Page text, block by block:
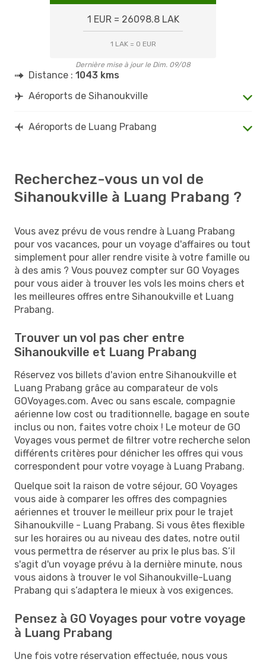
1 EUR = 26098.8 LAK
1 LAK = 0 EUR
Dernière mise à jour le Dim. 09/08
Distance : 1043 kms
Aéroports de Sihanoukville
Aéroports de Luang Prabang
Recherchez-vous un vol de
Sihanoukville à Luang Prabang ?
Vous avez prévu de vous rendre à Luang Prabang
pour vos vacances, pour un voyage d'affaires ou tout
simplement pour aller rendre visite à votre famille ou
à des amis ? Vous pouvez compter sur GO Voyages
pour vous aider à trouver les vols les moins chers et
les meilleures offres entre Sihanoukville et Luang
Prabang.
Trouver un vol pas cher entre
Sihanoukville et Luang Prabang
Réservez vos billets d'avion entre Sihanoukville et
Luang Prabang grâce au comparateur de vols
GOVoyages.com. Avec ou sans escale, compagnie
aérienne low cost ou traditionnelle, bagage en soute
inclus ou non, faites votre choix ! Le moteur de GO
Voyages vous permet de filtrer votre recherche selon
différents critères pour dénicher les offres qui vous
correspondent pour votre voyage à Luang Prabang.
Quelque soit la raison de votre séjour, GO Voyages
vous aide à comparer les offres des compagnies
aériennes et trouver le meilleur prix pour le trajet
Sihanoukville - Luang Prabang. Si vous êtes flexible
sur les horaires ou au niveau des dates, notre outil
vous permettra de réserver au prix le plus bas. S’il
s'agit d'un voyage prévu à la dernière minute, nous
vous aidons à trouver le vol Sihanoukville-Luang
Prabang qui s’adaptera le mieux à vos exigences.
Pensez à GO Voyages pour votre voyage
à Luang Prabang
Une fois votre réservation effectuée, nous vous